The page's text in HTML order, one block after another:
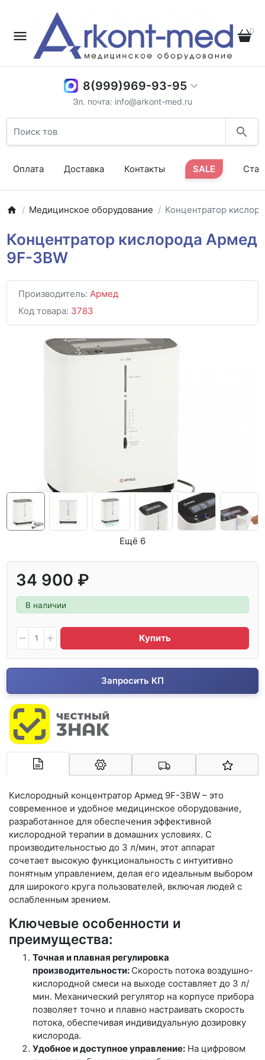
0
8(999)969-93-95
Эл. почта: info@arkont-med.ru
Оплата Доставка Контакты SALE
Медицинское оборудование Концентратор
Концентратор кислорода Армед
9F-3BW
Производитель: Армед
Код товара: 3783
Ещё 6
34 900 ₽
В наличии
Купить
Запросить КП
Кислородный концентратор Армед 9F-3BW – это
современное и удобное медицинское оборудование,
разработанное для обеспечения эффективной
кислородной терапии в домашних условиях. С
производительностью до 3 л/мин, этот аппарат
сочетает высокую функциональность с интуитивно
понятным управлением, делая его идеальным выбором
для широкого круга пользователей, включая людей с
ослабленным зрением.
Ключевые особенности и
преимущества:
Точная и плавная регулировка
производительности: Скорость потока воздушно-
кислородной смеси на выходе составляет до 3 л/
мин. Механический регулятор на корпусе прибора
позволяет точно и плавно настраивать скорость
потока, обеспечивая индивидуальную дозировку
кислорода.
Удобное и доступное управление: На цифровом